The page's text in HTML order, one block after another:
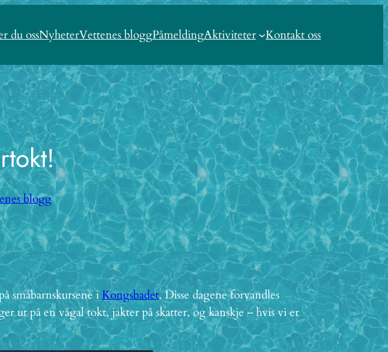
du ossNyheterVettenes bloggPåmeldingAktiviteter Kontakt oss
blogg
småbarnskursene iKongsbadet. Disse dagene forvandles
ut på en vågal tokt, jakter på skatter, og kanskje – hvis vi er